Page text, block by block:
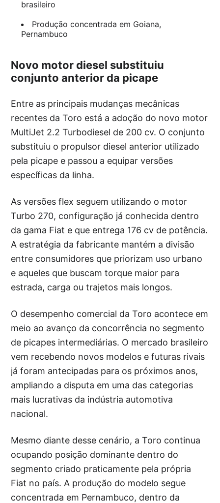
brasileiro
Produção concentrada em Goiana,
Pernambuco
Novo motor diesel substituiu
conjunto anterior da picape
Entre as principais mudanças mecânicas
recentes da Toro está a adoção do novo motor
MultiJet 2.2 Turbodiesel de 200 cv. O conjunto
substituiu o propulsor diesel anterior utilizado
pela picape e passou a equipar versões
específicas da linha.
As versões flex seguem utilizando o motor
Turbo 270, configuração já conhecida dentro
da gama Fiat e que entrega 176 cv de potência.
A estratégia da fabricante mantém a divisão
entre consumidores que priorizam uso urbano
e aqueles que buscam torque maior para
estrada, carga ou trajetos mais longos.
O desempenho comercial da Toro acontece em
meio ao avanço da concorrência no segmento
de picapes intermediárias. O mercado brasileiro
vem recebendo novos modelos e futuras rivais
já foram antecipadas para os próximos anos,
ampliando a disputa em uma das categorias
mais lucrativas da indústria automotiva
nacional.
Mesmo diante desse cenário, a Toro continua
ocupando posição dominante dentro do
segmento criado praticamente pela própria
Fiat no país. A produção do modelo segue
concentrada em Pernambuco, dentro da